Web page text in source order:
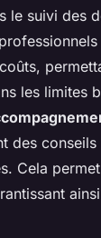
le suivi des
les limites
des
Cela